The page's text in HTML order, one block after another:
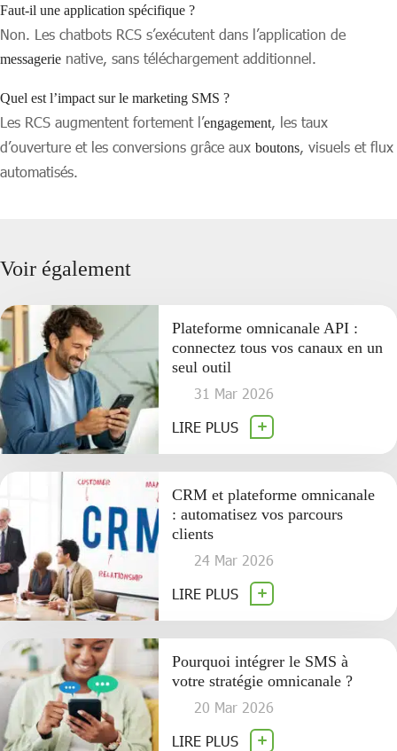
Faut-il une application spécifique ?
Non. Les chatbots RCS s’exécutent dans l’application de
messagerie native, sans téléchargement additionnel.
Quel est l’impact sur le marketing SMS ?
Les RCS augmentent fortement l’engagement, les taux
d’ouverture et les conversions grâce aux boutons, visuels et flux
automatisés.
Voir également
Plateforme omnicanale API :
connectez tous vos canaux en un
seul outil
31 Mar 2026
LIRE PLUS
CRM et plateforme omnicanale
: automatisez vos parcours
clients
24 Mar 2026
LIRE PLUS
Pourquoi intégrer le SMS à
votre stratégie omnicanale ?
20 Mar 2026
LIRE PLUS